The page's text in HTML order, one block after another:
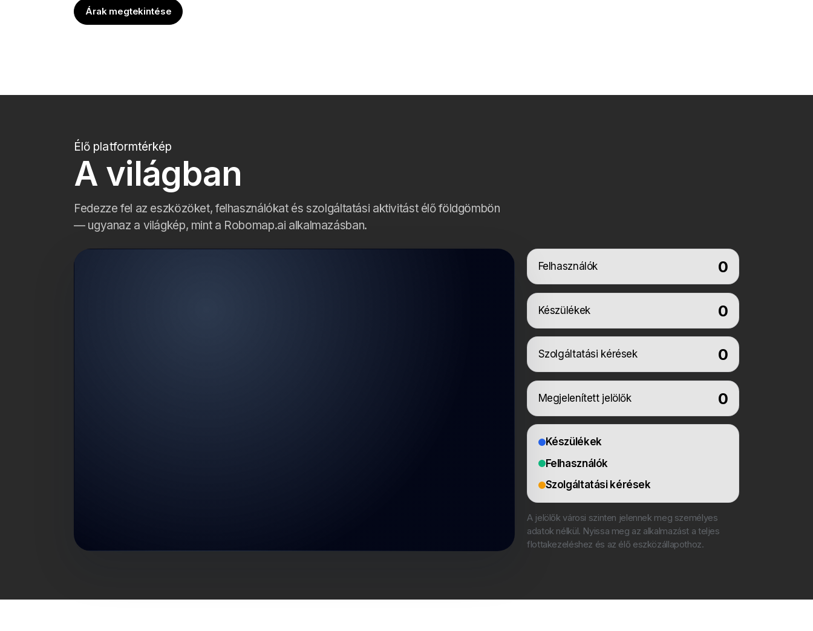
Árak megtekintése
Élő platformtérkép
A világban
Fedezze fel az eszközöket, felhasználókat és szolgáltatási aktivitást élő földgömbön
— ugyanaz a világkép, mint a Robomap.ai alkalmazásban.
Felhasználók 0
Készülékek 0
Szolgáltatási kérések 0
Megjelenített jelölők 0
Készülékek
Felhasználók
Szolgáltatási kérések
A jelölők városi szinten jelennek meg személyes
adatok nélkül. Nyissa meg az alkalmazást a teljes
flottakezeléshez és az élő eszközállapothoz.